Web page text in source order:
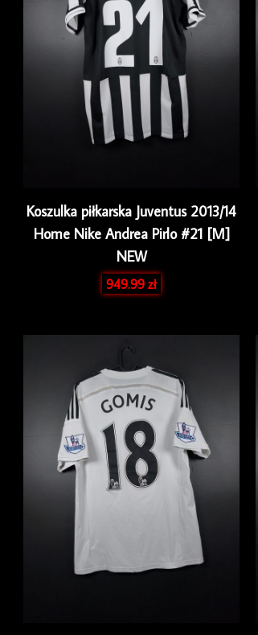
Koszulka piłkarska Juventus 2013/14
Home Nike Andrea Pirlo #21 [M]
NEW
949.99zł